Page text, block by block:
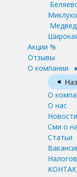
Акции %
Отзывы
О компании
О
О нас
Новости
Сми о
Статьи